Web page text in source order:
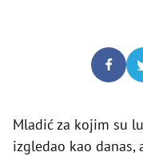
Mladić za kojim su
izgledao kao